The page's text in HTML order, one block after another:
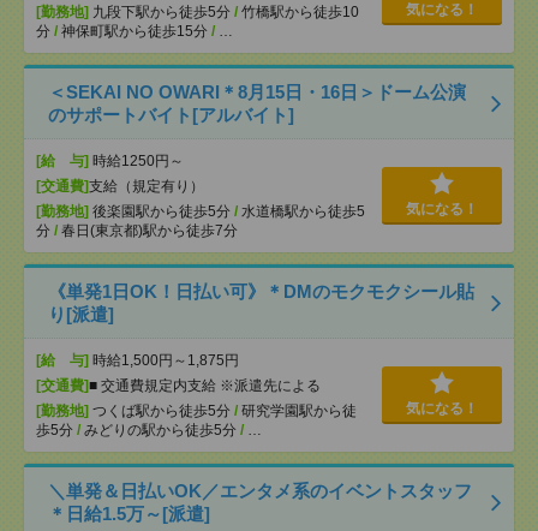
[勤務地] 九段下駅から徒歩5分 / 竹橋駅から徒歩10
分 / 神保町駅から徒歩15分 / …
気になる！
＜SEKAI NO OWARI＊8月15日・16日＞ドーム公演
のサポートバイト[アルバイト]
[給 与] 時給1250円～
[交通費]支給（規定有り）
[勤務地] 後楽園駅から徒歩5分 / 水道橋駅から徒歩5
分 / 春日(東京都)駅から徒歩7分
気になる！
《単発1日OK！日払い可》＊DMのモクモクシール貼
り[派遣]
[給 与] 時給1,500円～1,875円
[交通費]■ 交通費規定内支給 ※派遣先による
[勤務地] つくば駅から徒歩5分 / 研究学園駅から徒
歩5分 / みどりの駅から徒歩5分 / …
気になる！
＼単発＆日払いOK／エンタメ系のイベントスタッフ
＊日給1.5万～[派遣]